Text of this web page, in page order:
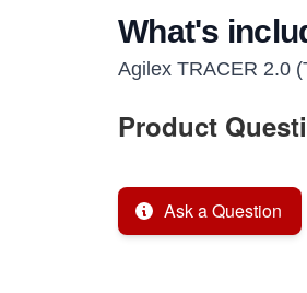
What's
Agilex TRACER 2.0
Product
Ask a Question